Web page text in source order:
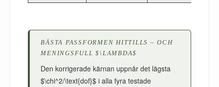
BÄSTA PASSFORMEN HITTILLS – OCH
MENINGSFULL $\LAMBDA$
Den korrigerade kärnan uppnår det lägsta
$\chi^2/\text{dof}$ i alla fyra testade